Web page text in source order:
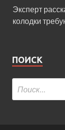
Эксперт
колодки
ПОИСК